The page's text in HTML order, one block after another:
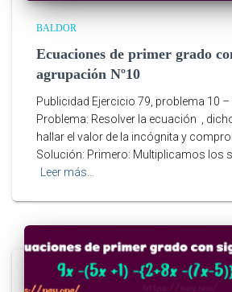
BALDOR
Ecuaciones de primer grado
agrupación Nº10
Publicidad Ejercicio 79, problema 10
Problema: Resolver la ecuación ,
hallar el valor de la incógnita y
Solución: Primero: Multiplicamos los
Leer más…